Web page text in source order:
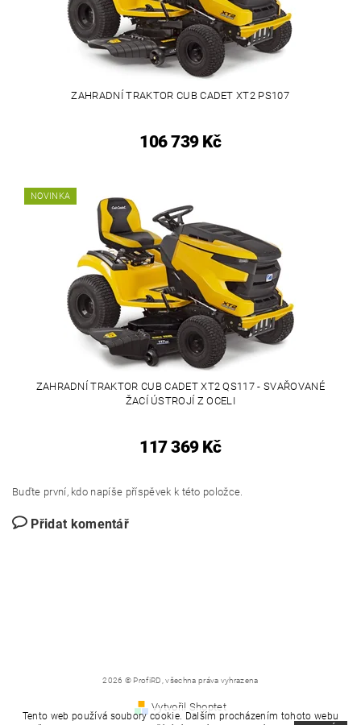
ZAHRADNÍ TRAKTOR CUB CADET XT2 PS107
106 739 Kč
NOVINKA
ZAHRADNÍ TRAKTOR CUB CADET XT2 QS117 - SVAŘOVANÉ
ŽACÍ ÚSTROJÍ Z OCELI
117 369 Kč
Buďte první, kdo napíše příspěvek k této položce.
Přidat komentář
2026 © ProfiRD, všechna práva vyhrazena
Vytvořil Shoptet
Tento web používá soubory cookie. Dalším procházením tohoto webu